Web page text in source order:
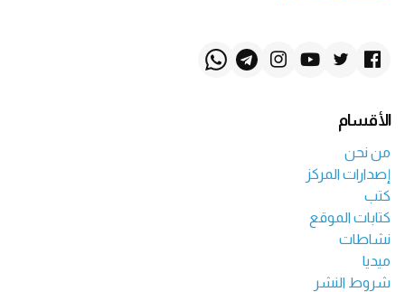
الأقسام
من نحن
إصدارات المركز
كتب
كتابات الموقع
نشاطات
ميديا
شروط النشر